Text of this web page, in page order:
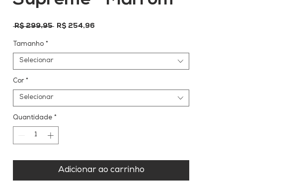
R$ 299,95 Preço
R$ 254,96
Tamanho *
Selecionar
Cor *
Selecionar
Quantidade *
Adicionar ao carrinho